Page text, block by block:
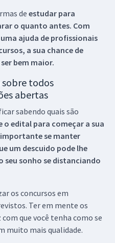
de estudar para
o quanto antes. Com
ajuda de profissionais
a sua chance de
bem maior.
sobre todos
abertas
sabendo quais são
o edital para começar a sua
se manter
um descuido pode lhe
seu sonho se distanciando
os concursos em
Ter em mente os
que você tenha como se
muito mais qualidade.